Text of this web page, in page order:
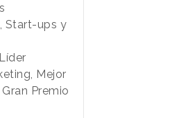
Start-ups y
Mejor
Premio